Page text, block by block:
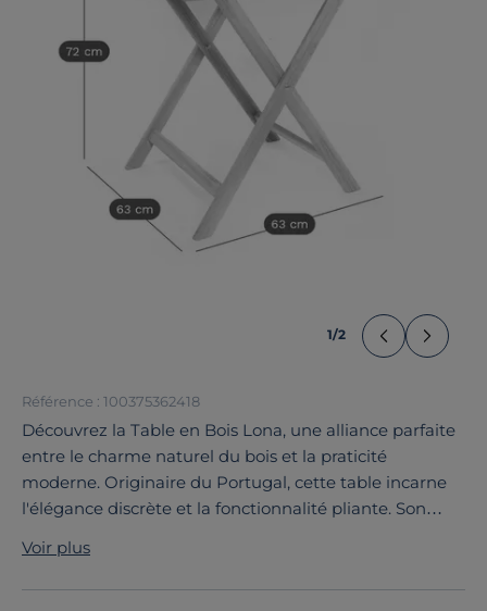
1/2
Référence : 100375362418
Découvrez la Table en Bois Lona, une alliance parfaite
entre le charme naturel du bois et la praticité
moderne. Originaire du Portugal, cette table incarne
l'élégance discrète et la fonctionnalité pliante. Son
solution pratique pour les petits extérieurs. Que ce soit
pour les repas quotidiens ou un café en extérieur, la
Voir plus